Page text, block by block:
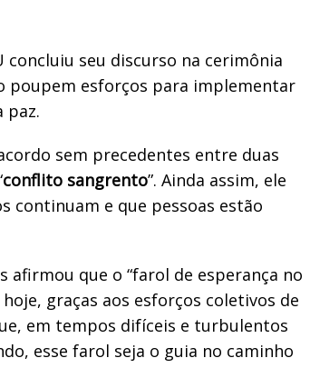
concluiu seu discurso na cerimônia
poupem esforços para implementar
paz.
sem precedentes entre duas
conflito sangrento”. Ainda assim, ele
continuam e que pessoas estão
afirmou que o “farol de esperança no
graças aos esforços coletivos de
em tempos difíceis e turbulentos
esse farol seja o guia no caminho